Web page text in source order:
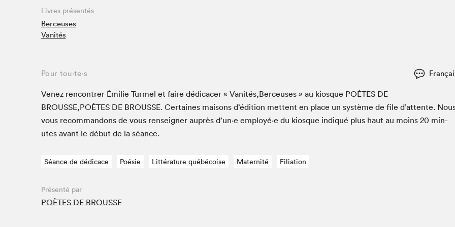
Café La Presse
Espace Côte-des-Neiges
Espace jeunesse présenté par Desjardins
Le grand jeu de lecture à voix haute du Salon du livre
Lettres québécoises au Salon
Liseur Public
Louisiane enracinée et branchée
Matinées scolaires Hydro-Québec
Zone Manga
Livres présentés
Berceuses
Vanités
Pour tou⋅te⋅s
Venez ren­con­tr­er Émi­lie Turmel et faire dédi­cac­er « Vanités,Berceuses » au kiosque POÈTES DE
BROUSSE,POÈTES DE BROUSSE. Cer­taines maisons d’édi­tion met­tent en place un sys­tème de file d’at­tente.
vous recom­man­dons de vous ren­seign­er auprès d’un·e employé·e du kiosque indiqué plus haut au moins 20 min­
utes avant le début de la séance.
Séance de dédicace Poésie Littérature québécoise Maternité Filiation
Présenté par
POÈTES DE BROUSSE